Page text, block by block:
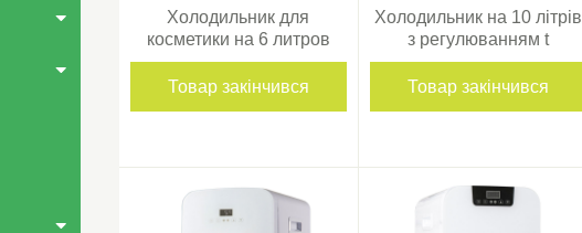
Холодильник для
косметики на 6 литров
Товар закінчився
Холодильник на 10 літрів
з регулюванням t
Товар закінчився